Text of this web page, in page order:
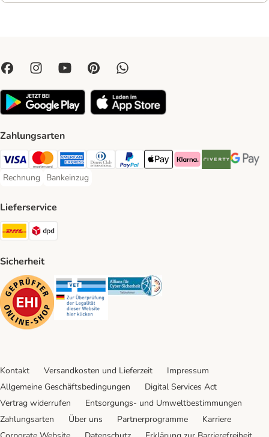
Zahlungsarten
Visa Payment Method
Mastercard Payment Method
American Express Payment Method
Diners Club Payment Method
PayPal Payment Method
Apple Pay Payment Method
Klarna Payment Method
Riverty Payment
Google
Rechnung
Rechnung Payment Method
Bankeinzug
Bankeinzug Payment Method
Lieferservice
DHL Shipping Method
Sicherheit
Security Security Security
Kontakt Versandkosten und Lieferzeit
Impressum
Allgemeine Geschäftsbedingungen
Digital Services Act
Vertrag widerrufen
Entsorgungs- und Umweltbestimmungen
Zahlungsarten
Über uns Partnerprogramme
Karriere